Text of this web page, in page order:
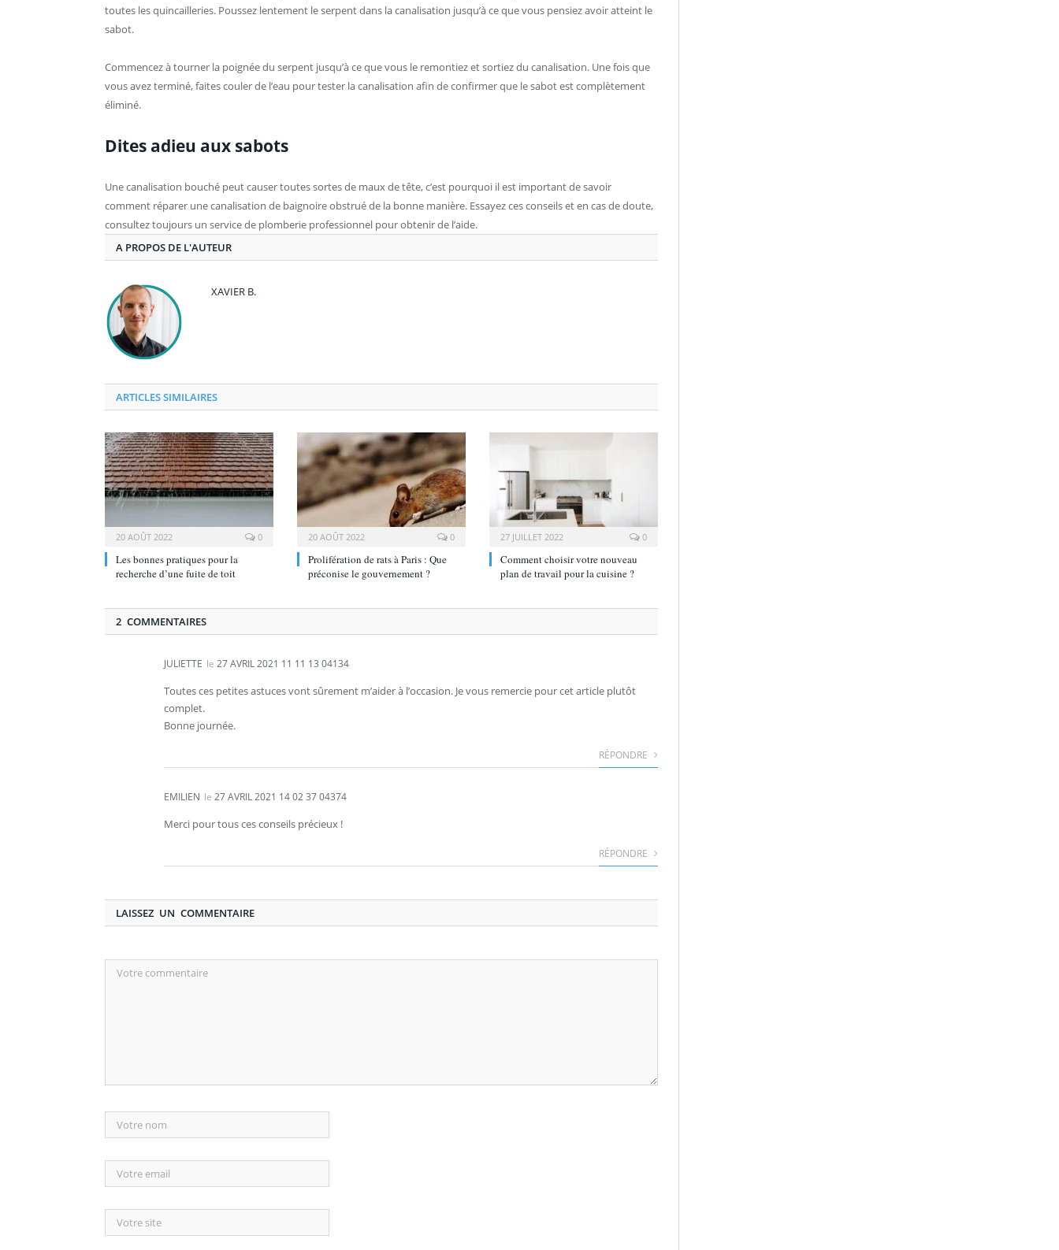
toutes les quincailleries. Poussez lentement le serpent dans la canalisation jusqu’à ce que vous pensiez avoir atteint le
sabot.
Commencez à tourner la poignée du serpent jusqu’à ce que vous le remontiez et sortiez du canalisation. Une fois que
vous avez terminé, faites couler de l’eau pour tester la canalisation afin de confirmer que le sabot est complètement
éliminé.
Dites adieu aux sabots
Une canalisation bouché peut causer toutes sortes de maux de tête, c’est pourquoi il est important de savoir
comment réparer une canalisation de baignoire obstrué de la bonne manière. Essayez ces conseils et en cas de doute,
consultez toujours un service de plomberie professionnel pour obtenir de l’aide.
A PROPOS DE L'AUTEUR
XAVIER B.
ARTICLES SIMILAIRES
20 AOÛT 2022 0
Les bonnes pratiques pour la
recherche d’une fuite de toit
20 AOÛT 2022 0
Prolifération de rats à Paris : Que
préconise le gouvernement ?
27 JUILLET 2022 0
Comment choisir votre nouveau
plan de travail pour la cuisine ?
2 COMMENTAIRES
JULIETTE le 27 AVRIL 2021 11 11 13 04134
Toutes ces petites astuces vont sûrement m’aider à l’occasion. Je vous remercie pour cet article plutôt
complet.
Bonne journée.
RÉPONDRE
EMILIEN le 27 AVRIL 2021 14 02 37 04374
Merci pour tous ces conseils précieux !
RÉPONDRE
LAISSEZ UN COMMENTAIRE